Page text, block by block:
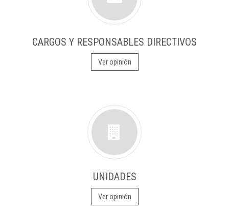
CARGOS Y RESPONSABLES DIRECTIVOS
Ver opinión
UNIDADES
Ver opinión